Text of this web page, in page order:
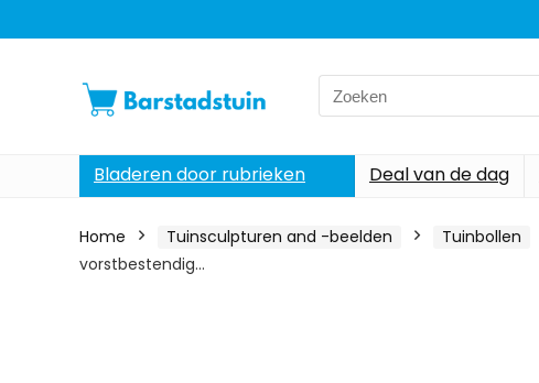
Search
for:
Bladeren door rubrieken Deal van de dag
Home Tuinsculpturen and -beelden Tuinbollen
vorstbestendig…